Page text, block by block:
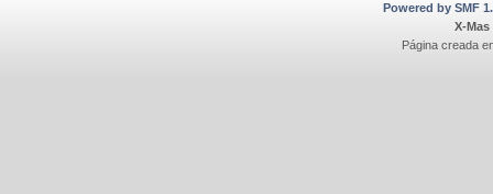
Powered by SMF
X-Mas
Página creada